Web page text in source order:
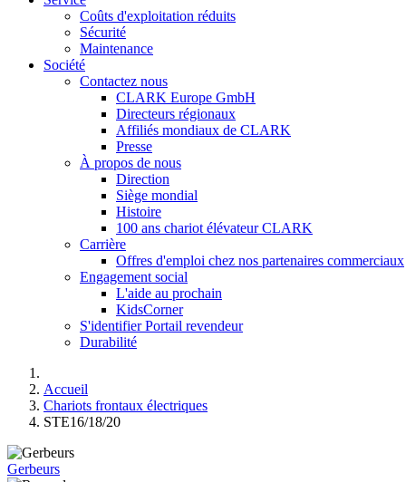
Coûts d'exploitation réduits
Sécurité
Maintenance
Société
Contactez nous
CLARK Europe GmbH
Directeurs régionaux
Affiliés mondiaux de CLARK
Presse
À propos de nous
Direction
Siège mondial
Histoire
100 ans chariot élévateur CLARK
Carrière
Offres d'emploi chez nos partenaires commerciaux
Engagement social
L'aide au prochain
KidsCorner
S'identifier Portail revendeur
Durabilité
Accueil
Chariots frontaux électriques
STE16/18/20
Gerbeurs